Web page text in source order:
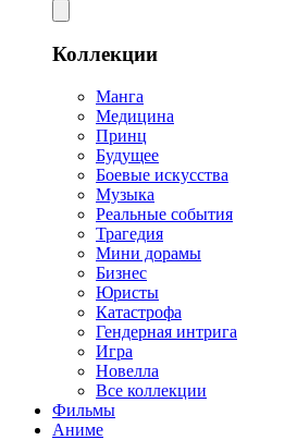
Коллекции
Манга
Медицина
Принц
Будущее
Боевые искусства
Музыка
Реальные события
Трагедия
Мини дорамы
Бизнес
Юристы
Катастрофа
Гендерная интрига
Игра
Новелла
Все коллекции
Фильмы
Аниме